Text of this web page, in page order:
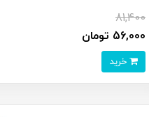
81,400
56,000 تومان
خرید